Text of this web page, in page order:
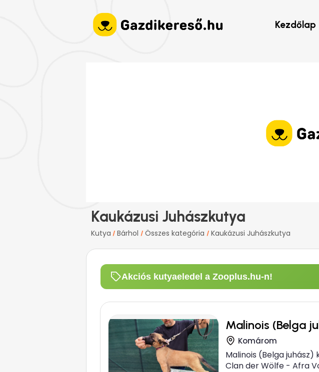
Kezdőlap
Kaukázusi Juhászkutya
Kutya / Bárhol / Összes kategória / Kaukázusi Juhászkutya
Akciós kutyaeledel a Zooplus.hu-n!
Malinois (Belga
Komárom
Malinois (Belga juhász)
Clan der Wölfe - Afra